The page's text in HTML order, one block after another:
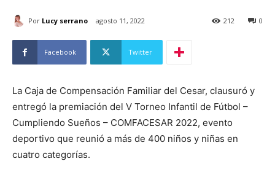
Por Lucy serrano agosto 11, 2022 0
212
Facebook Twitter
La Caja de Compensación Familiar del Cesar, clausuró y
entregó la premiación del V Torneo Infantil de Fútbol –
Cumpliendo Sueños – COMFACESAR 2022, evento
deportivo que reunió a más de 400 niños y niñas en
cuatro categorías.